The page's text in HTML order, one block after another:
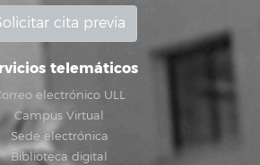
cita previa
telemáticos
electrónico ULL
Campus Virtual
Sede electrónica
Biblioteca digital